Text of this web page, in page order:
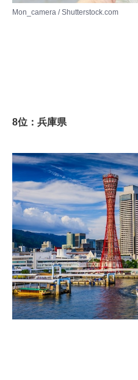
Mon_camera / Shutterstock.com
8位：兵庫県